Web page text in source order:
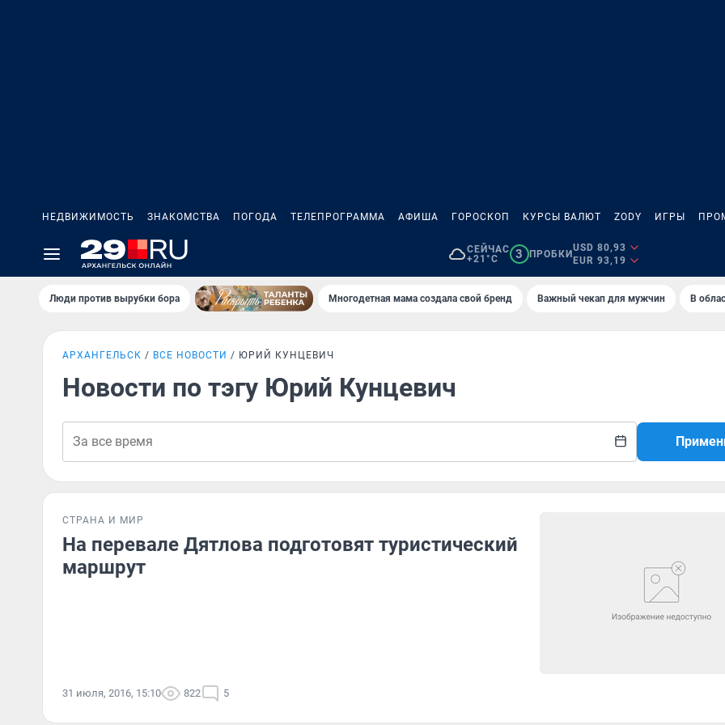
НЕДВИЖИМОСТЬ ЗНАКОМСТВА ПОГОДА ТЕЛЕПРОГРАММА АФИША ГОРОСКОП КУРСЫ ВАЛЮТ ZODY ИГРЫ
СЕЙЧАС
+21°C
3 ПРОБКИ
USD 80,93
EUR 93,19
Люди против вырубки бора Многодетная мама создала свой бренд Важный чекап для мужчин В
АРХАНГЕЛЬСК ВСЕ НОВОСТИ ЮРИЙ КУНЦЕВИЧ
Новости по тэгу Юрий Кунцевич
СТРАНА И МИР
На перевале Дятлова подготовят туристический
маршрут
31 июля, 2016, 15:10 822 5